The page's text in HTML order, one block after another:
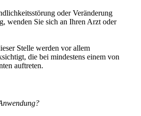
oder Veränderung
wenden Sie sich an Ihren Arzt oder
Stelle werden vor allem
die bei mindestens einem von
auftreten.